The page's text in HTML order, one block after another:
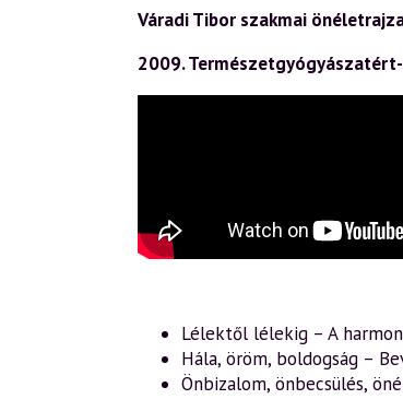
Váradi Tibor szakmai
2009.
Lélektől lélekig – A
Hála, öröm, boldogság –
Önbizalom, önbecsülés,